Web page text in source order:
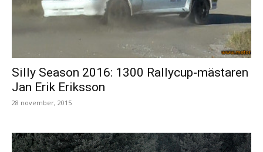
Silly Season 2016: 1300 Rallycup-mästaren
Jan Erik Eriksson
28 november, 2015